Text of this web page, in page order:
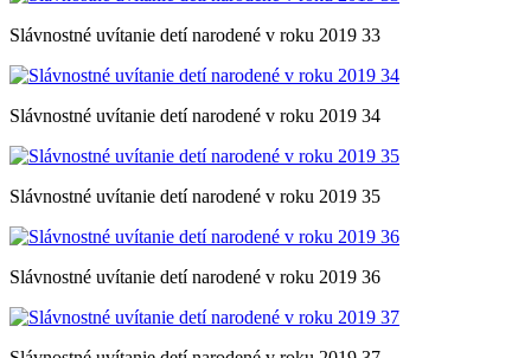
Slávnostné uvítanie detí narodené v roku 2019 33
Slávnostné uvítanie detí narodené v roku 2019 34
Slávnostné uvítanie detí narodené v roku 2019 35
Slávnostné uvítanie detí narodené v roku 2019 36